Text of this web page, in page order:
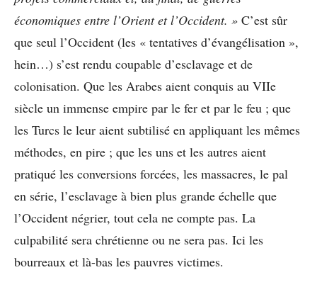
économiques entre l’Orient et l’Occident. » C’est sûr
que seul l’Occident (les « tentatives d’évangélisation »,
hein…) s’est rendu coupable d’esclavage et de
colonisation. Que les Arabes aient conquis au VIIe
siècle un immense empire par le fer et par le feu ; que
les Turcs le leur aient subtilisé en appliquant les mêmes
méthodes, en pire ; que les uns et les autres aient
pratiqué les conversions forcées, les massacres, le pal
en série, l’esclavage à bien plus grande échelle que
l’Occident négrier, tout cela ne compte pas. La
culpabilité sera chrétienne ou ne sera pas. Ici les
bourreaux et là-bas les pauvres victimes.